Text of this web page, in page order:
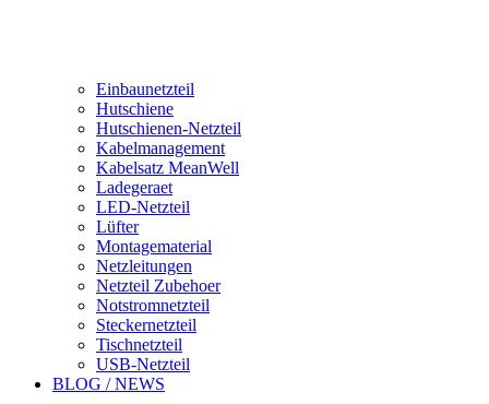
Einbaunetzteil
Hutschiene
Hutschienen-Netzteil
Kabelmanagement
Kabelsatz MeanWell
Ladegeraet
LED-Netzteil
Lüfter
Montagematerial
Netzleitungen
Netzteil Zubehoer
Notstromnetzteil
Steckernetzteil
Tischnetzteil
USB-Netzteil
BLOG / NEWS